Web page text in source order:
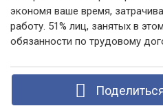
экономя ваше время,
работу. 51% лиц, занятых в
обязанности по трудовому